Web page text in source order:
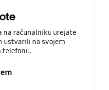
na računalniku urejate
ustvarili na svojem
telefonu.